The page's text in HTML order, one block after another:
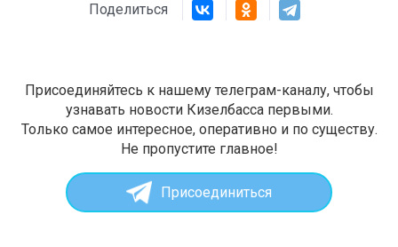
Поделиться
Присоединяйтесь к нашему телеграм-каналу, чтобы
узнавать новости Кизелбасса первыми.
Только самое интересное, оперативно и по существу.
Не пропустите главное!
Присоединиться